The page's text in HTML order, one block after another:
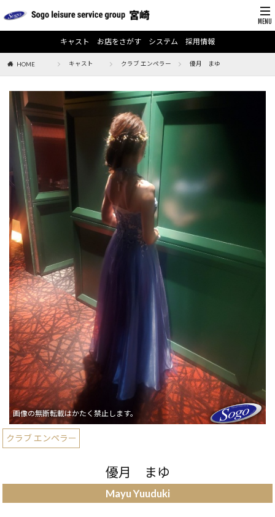
キャスト お店をさがす システム 採用情報
HOME キャスト クラブ エンペラー 優月 まゆ
クラブ エンペラー
優月 まゆ
Mayu Yuuduki